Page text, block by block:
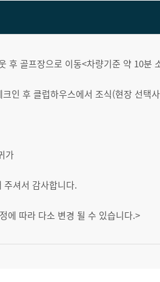
후 골프장으로 이동<차량기준 약 10분
인 후 클럽하우스에서 조식(현장 선택
가
셔서 감사합니다.
에 따라 다소 변경 될 수 있습니다.>